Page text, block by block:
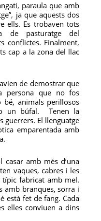
paraula que amb
ja que aquests dos
ells. Es trobaven tots
de pasturatge del
conflictes. Finalment,
cap a la zona del llac
de demostrar que
persona que no fos
bé, animals perillosos
un búfal. Tenen la
guerrers. El llenguatge
emparentada amb
casar amb més d’una
vaques, cabres i les
fabricat amb mel.
amb branques, sorra i
està fet de fang. Cada
elles conviuen a dins